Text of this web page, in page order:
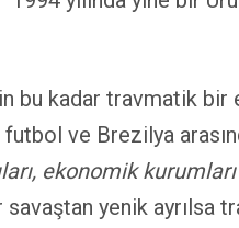
bu kadar travmatik bir
futbol ve Brezilya
ekonomik
yenik